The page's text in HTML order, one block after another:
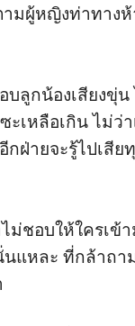
ามผู้หญิงท่าทาง
บลูกน้องเสียงขุ่น
เหลือเกิน ไม่ว่
ฝ่ายจะรู้ไปเสีย
ไม่ชอบให้ใครเข้
นแหละ ที่กล้าถา